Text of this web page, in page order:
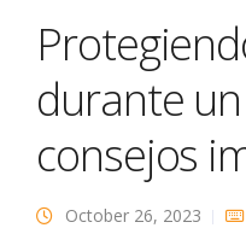
durante
consejos
October 26, 2023